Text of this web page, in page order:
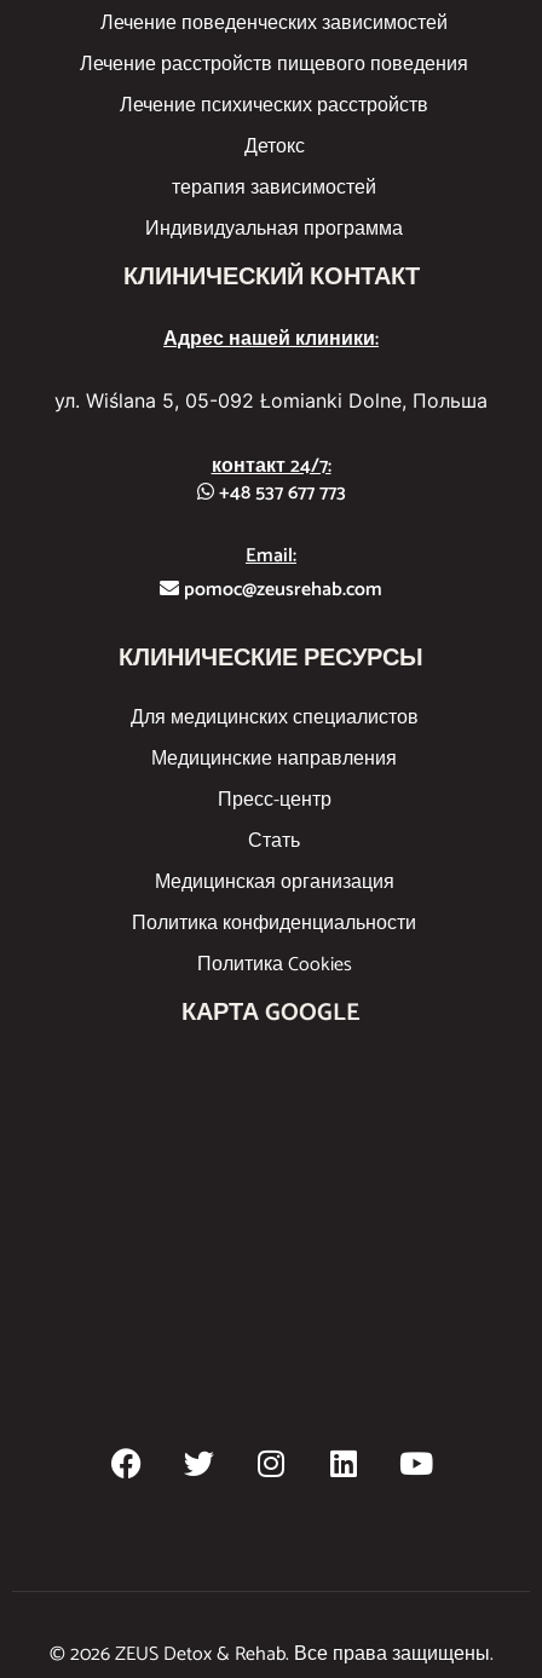
Лечение поведенческих зависимостей
Лечение расстройств пищевого поведения
Лечение психических расстройств
Детокс
терапия зависимостей
Индивидуальная программа
КЛИНИЧЕСКИЙ КОНТАКТ
Адрес нашей клиники:
ул. Wiślana 5, 05-092 Łomianki Dolne, Польша
контакт 24/7:
+48 537 677 773
Email:
pomoc@zeusrehab.com
КЛИНИЧЕСКИЕ РЕСУРСЫ
Для медицинских специалистов
Медицинские направления
Пресс-центр
Стать
Медицинская организация
Политика конфиденциальности
Политика Cookies
КАРТА GOOGLE
© 2026 ZEUS Detox & Rehab. Все права защищены.